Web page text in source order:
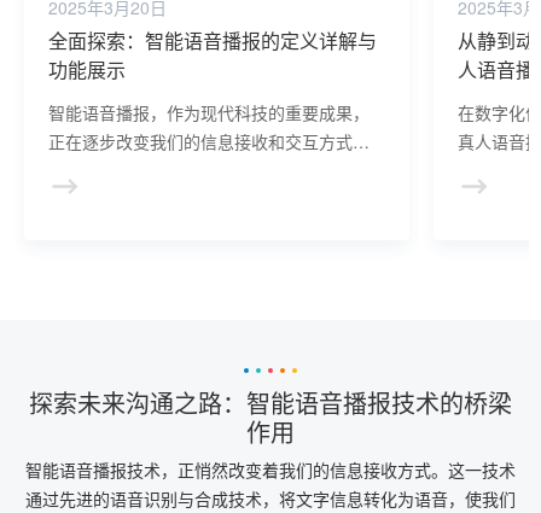
2025年3月20日
全面探索：智能语音播报的定义详解与
功能展示
智能语音播报，作为现代科技的重要成果，
正在逐步改变我们的信息接收和交互方式。
的技术，能够实现人与机器之间的无缝沟
2025年3
从静到
人语音
在数字化
真人语音
探索未来沟通之路：智能语音播报技术的桥梁
作用
智能语音播报技术，正悄然改变着我们的信息接收方式。这一技术
通过先进的语音识别与合成技术，将文字信息转化为语音，使我们